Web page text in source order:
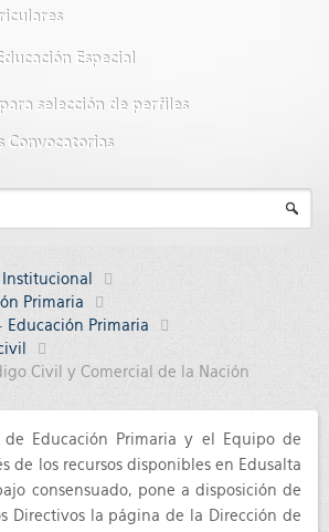
Especial
selección de perfiles
Convocatorias
Institucional
Primaria
Educación Primaria
Civil y Comercial de la Nación
de Educación Primaria y el Equipo de
de los recursos disponibles en Edusalta
consensuado, pone a disposición de
Directivos la página de la Dirección de